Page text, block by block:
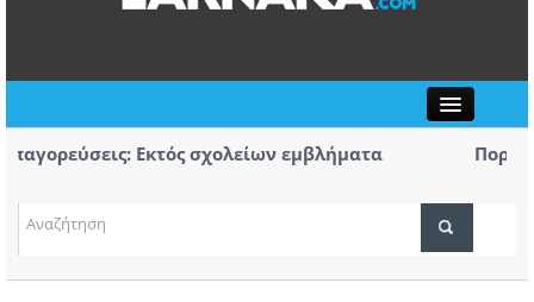
ΤΟΠΙΚΑ ΝΕΑ
Εκτός σχολείων εμβλήματα
Πορεία Μνήμης
44ο Φεστιβάλ Λευκάρων – Έναρξη /
Πρώτο
κομμάτων και